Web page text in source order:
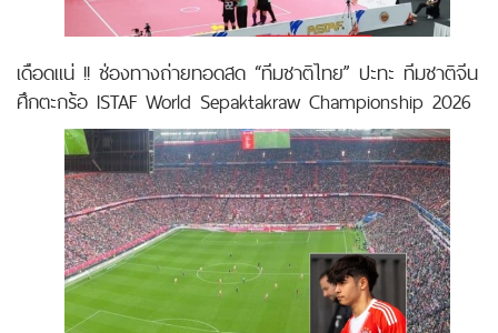
เดือดแน่ !! ช่องทางถ่ายทอดสด “ทีมชาติไทย” ปะทะ ทีมชาติจีน
ศึกตะกร้อ ISTAF World Sepaktakraw Championship 2026